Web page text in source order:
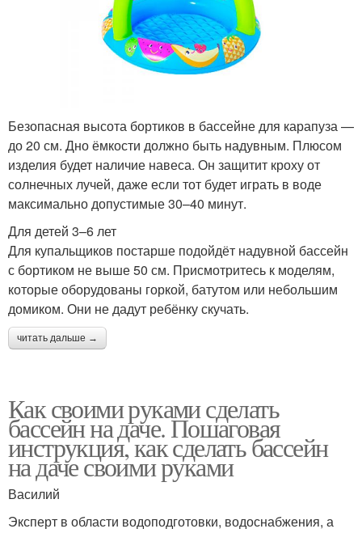
Безопасная высота бортиков в бассейне для карапуза —
до 20 см. Дно ёмкости должно быть надувным. Плюсом
изделия будет наличие навеса. Он защитит кроху от
солнечных лучей, даже если тот будет играть в воде
максимально допустимые 30–40 минут.
Для детей 3–6 лет
Для купальщиков постарше подойдёт надувной бассейн
с бортиком не выше 50 см. Присмотритесь к моделям,
которые оборудованы горкой, батутом или небольшим
домиком. Они не дадут ребёнку скучать.
читать дальше →
Как своими руками сделать
бассейн на даче. Пошаговая
инструкция, как сделать бассейн
на даче своими руками
Василий
Эксперт в области водоподготовки, водоснабжения, а